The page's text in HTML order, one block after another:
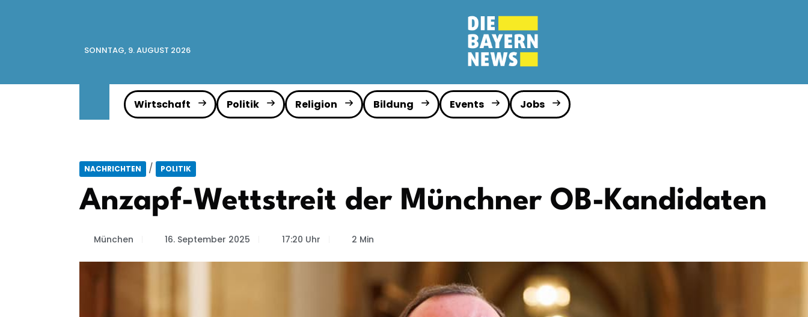
SONNTAG, 9. AUGUST 2026
Wirtschaft Politik Religion Bildung Events Jobs
NACHRICHTEN / POLITIK
Anzapf-Wettstreit der Münchner OB-Kandidaten
München 16. September 2025 17:20 Uhr 2 Min